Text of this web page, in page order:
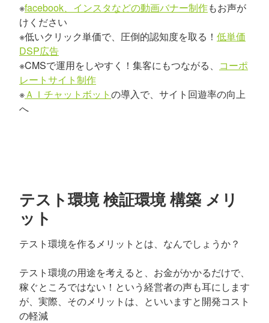
※facebook、インスタなどの動画バナー制作もお声が
けください
※低いクリック単価で、圧倒的認知度を取る！ 低単価
DSP広告
※CMSで運用をしやすく！集客にもつながる、 コーポ
レートサイト制作
※ＡＩチャットボットの導入で、サイト回遊率の向上
へ
テスト環境 検証環境 構築 メリ
ット
テスト環境を作るメリットとは、なんでしょうか？
テスト環境の用途を考えると、お金がかかるだけで、
稼ぐところではない！という経営者の声も耳にします
が、実際、そのメリットは、といいますと開発コスト
の軽減